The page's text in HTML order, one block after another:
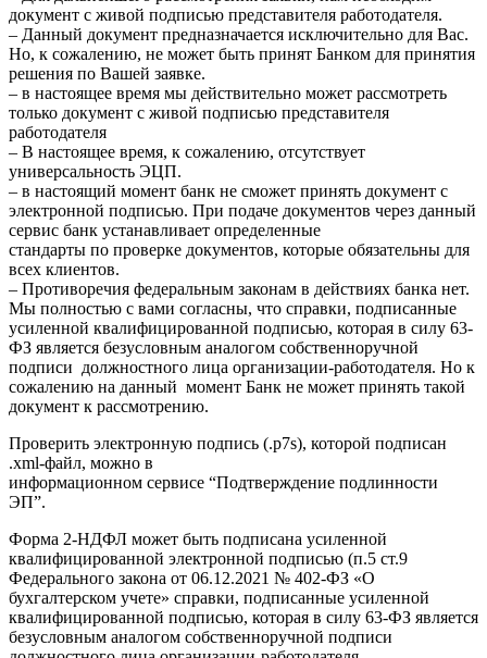
документ с живой подписью представителя работодателя.
– Данный документ предназначается исключительно для Вас.
Но, к сожалению, не может быть принят Банком для принятия
решения по Вашей заявке.
– в настоящее время мы действительно может рассмотреть
только документ с живой подписью представителя
работодателя
– В настоящее время, к сожалению, отсутствует
универсальность ЭЦП.
– в настоящий момент банк не сможет принять документ с
электронной подписью. При подаче документов через данный
сервис банк устанавливает определенные
стандарты по проверке документов, которые обязательны для
всех клиентов.
– Противоречия федеральным законам в действиях банка нет.
Мы полностью с вами согласны, что справки, подписанные
усиленной квалифицированной подписью, которая в силу 63-
ФЗ является безусловным аналогом собственноручной
подписи должностного лица организации-работодателя. Но к
сожалению на данный момент Банк не может принять такой
документ к рассмотрению.
Проверить электронную подпись (.p7s), которой подписан
.xml-файл, можно в
информационном сервисе “Подтверждение подлинности
ЭП”.
Форма 2-НДФЛ может быть подписана усиленной
квалифицированной электронной подписью (п.5 ст.9
Федерального закона от 06.12.2021 № 402-ФЗ «О
бухгалтерском учете» справки, подписанные усиленной
квалифицированной подписью, которая в силу 63-ФЗ является
безусловным аналогом собственноручной подписи